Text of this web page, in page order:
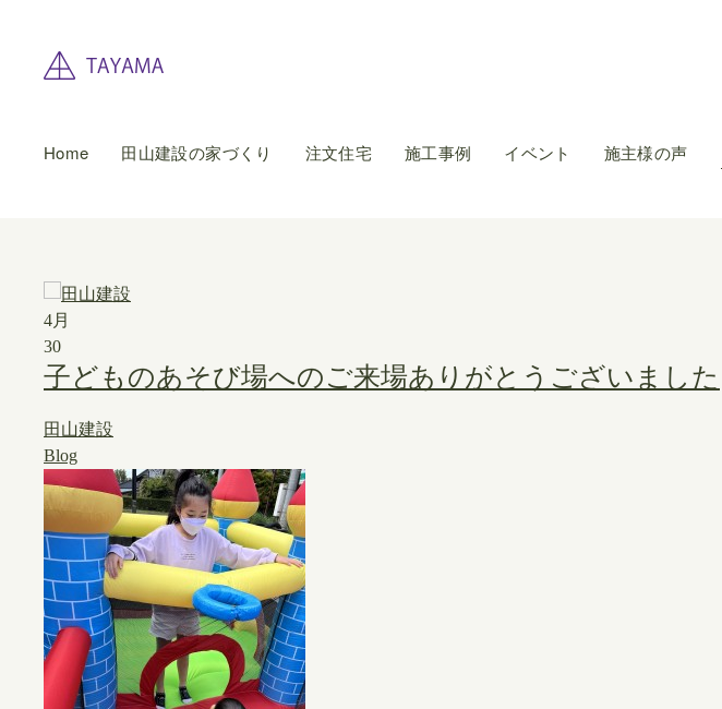
Home 田山建設の家づくり 注文住宅 施工事例 イベント 施主様の声
4月
30
子どものあそび場へのご来場ありがとうございました
田山建設
Blog